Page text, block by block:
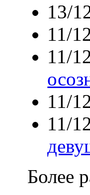
13/
11/
11/
11/
11/
Более